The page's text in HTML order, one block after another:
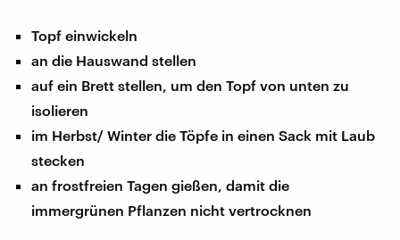
Topf einwickeln
an die Hauswand stellen
auf ein Brett stellen, um den Topf von unten zu
isolieren
im Herbst/ Winter die Töpfe in einen Sack mit Laub
stecken
an frostfreien Tagen gießen, damit die
immergrünen Pflanzen nicht vertrocknen